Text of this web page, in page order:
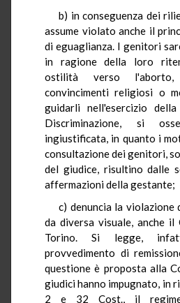
b) in conseguenza dei
assume violato anche il
di eguaglianza. I genitori
in ragione della loro
ostilità verso
convincimenti religiosi o
guidarli nell'esercizio
Discriminazione, si
ingiustificata, in quanto i
consultazione dei genitori,
del giudice, risultino dalle
affermazioni della gestante;
c) denuncia la violazione
da diversa visuale, anche
Torino. Si legge,
provvedimento di
questione è proposta alla
giudici hanno impugnato, in
2 e 32 Cost., il regime